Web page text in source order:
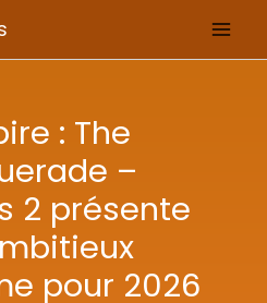
: The
–
2 présente
pour 2026